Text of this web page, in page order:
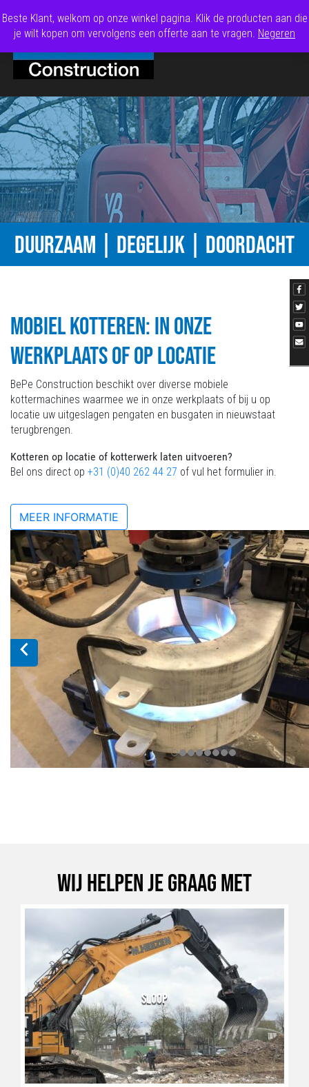
DUURZAAM | DEGELIJK | DOORDACHT
MOBIEL KOTTEREN: IN ONZE
WERKPLAATS OF OP LOCATIE
BePe Construction beschikt over diverse mobiele
kottermachines waarmee we in onze werkplaats of bij u op
locatie uw uitgeslagen pengaten en busgaten in nieuwstaat
terugbrengen.
Kotteren op locatie of kotterwerk laten uitvoeren?
Bel ons direct op +31 (0)40 262 44 27 of vul het formulier in.
MEER INFORMATIE
Wij helpen je graag met
SLOOP
Beste Klant, welkom op onze winkel pagina. Klik de producten aan die
je wilt kopen om vervolgens een offerte aan te vragen. Negeren